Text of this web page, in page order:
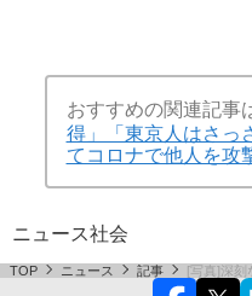
おすすめの関連記事
得」「東京人はさっ
てコロナで他人を攻
ニュース社会
TOP ニュース 記事 [写真]深